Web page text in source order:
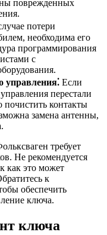
поврежденных
потери
необходима его
программирования
с
управления⁚ Если
перестали
почистить контакты
замена антенны,
требует
Не рекомендуется
как это может
к
обеспечить
ключа.
ключа